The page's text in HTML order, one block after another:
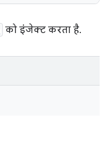
को इंजेक्ट करता है.